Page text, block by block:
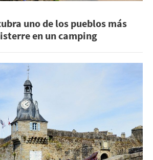
uno de los pueblos más
en un camping